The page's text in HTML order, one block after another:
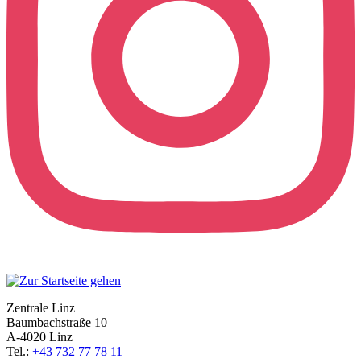
Zentrale Linz
Baumbachstraße 10
A-4020 Linz
Tel.: +43 732 77 78 11